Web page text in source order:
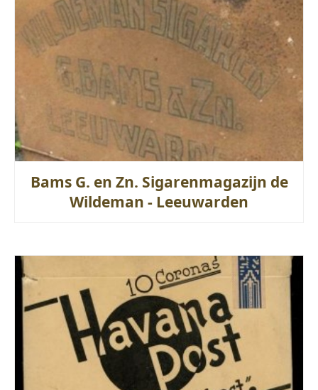
Bams G. en Zn. Sigarenmagazijn de
Wildeman - Leeuwarden